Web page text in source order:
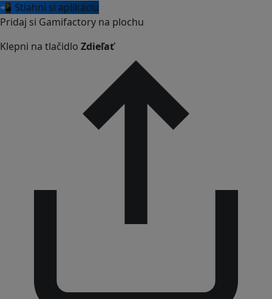
📲 Stiahni si aplikáciu
Pridaj si Gamifactory na plochu
Klepni na tlačidlo Zdieľať